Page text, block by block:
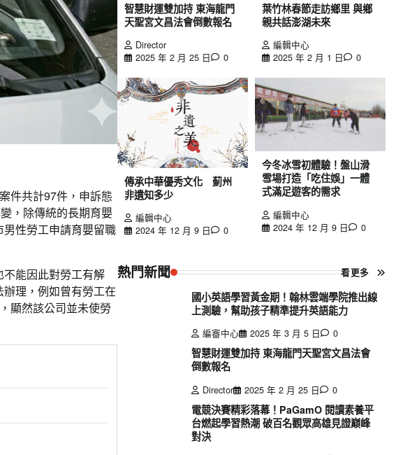
件共計97件，申訴態
，除傳統的長期育嬰
性勞工申請育嬰留職
能因此對勞工有解
理，例如曾有勞工在
顯然該公司並未使勞
智慧財運雙加持 東海龍門
天聖宮文昌法會倒數報名
Director
2025 年 2 月 25 日
0
葉竹林春節走訪鄉里 與鄉
親共話澎湖未來
編輯中心
2025 年 2 月 1 日
0
傳承中華優秀文化 薊州
非遺知多少
編輯中心
2024 年 12 月 9 日
0
今冬冰雪初體驗！盤山滑
雪場打造「吃住娛」一體
式滿足遊客的需求
編輯中心
2024 年 12 月 9 日
0
熱門新聞 看更多
國小英語學習黃金期！翰林雲端學院推出線
上測驗，幫助孩子精準提升英語能力
編審中心 2025 年 3 月 5 日 0
智慧財運雙加持 東海龍門天聖宮文昌法會
倒數報名
Director 2025 年 2 月 25 日 0
電競決賽精彩落幕！PaGamO 閱讀素養平
台燃起學習熱潮 破百名觀眾高雄見證巔峰
對決